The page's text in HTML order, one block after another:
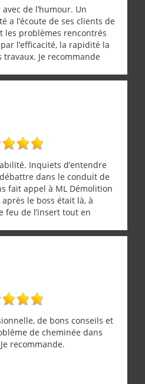
de l’humour. Un
a l’écoute de ses clients de
les problèmes rencontrés
l’efficacité, la rapidité la
travaux. Je recommande
Inquiets d’entendre
dans le conduit de
fait appel à ML Démolition
le boss était là, à
feu de l’insert tout en
patiemment occupé de
reprenne ses esprits et
il a procédé au
avec dextérité et une
également de
d’autres sujets. Un
souhaite en rencontrer.
à lui.
de bons conseils et
de cheminée dans
recommande.